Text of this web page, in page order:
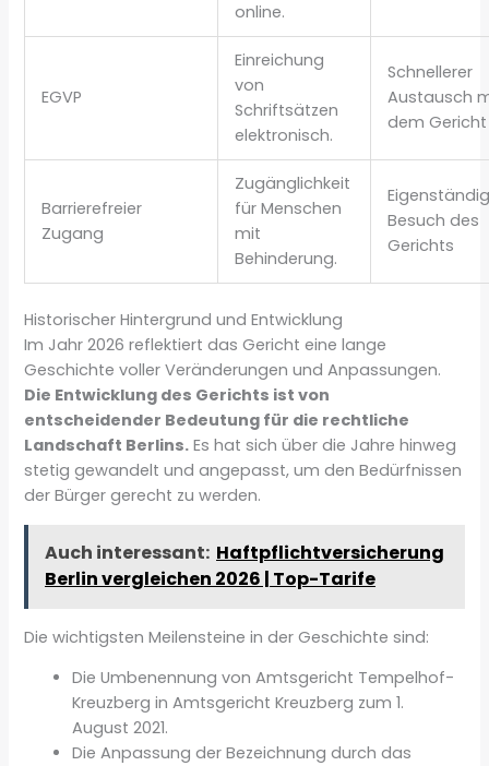
online.
EGVP
Einreichung
von
Schriftsätzen
elektronisch.
Schnellerer
Austausch
dem Gericht
Barrierefreier
Zugang
Zugänglichkeit
für Menschen
mit
Behinderung.
Besuch des
Gerichts
Historischer Hintergrund und Entwicklung
Im Jahr 2026 reflektiert das Gericht eine lange
Geschichte voller Veränderungen und Anpassungen.
Die Entwicklung des Gerichts ist von
entscheidender Bedeutung für die rechtliche
Landschaft Berlins. Es hat sich über die Jahre hinweg
stetig gewandelt und angepasst, um den Bedürfnissen
der Bürger gerecht zu werden.
Auch interessant: Haftpflichtversicherung
Berlin vergleichen 2026 | Top-Tarife
Die wichtigsten Meilensteine in der Geschichte sind:
Die Umbenennung von Amtsgericht Tempelhof-
Kreuzberg in Amtsgericht Kreuzberg zum 1.
August 2021.
Die Anpassung der Bezeichnung durch das